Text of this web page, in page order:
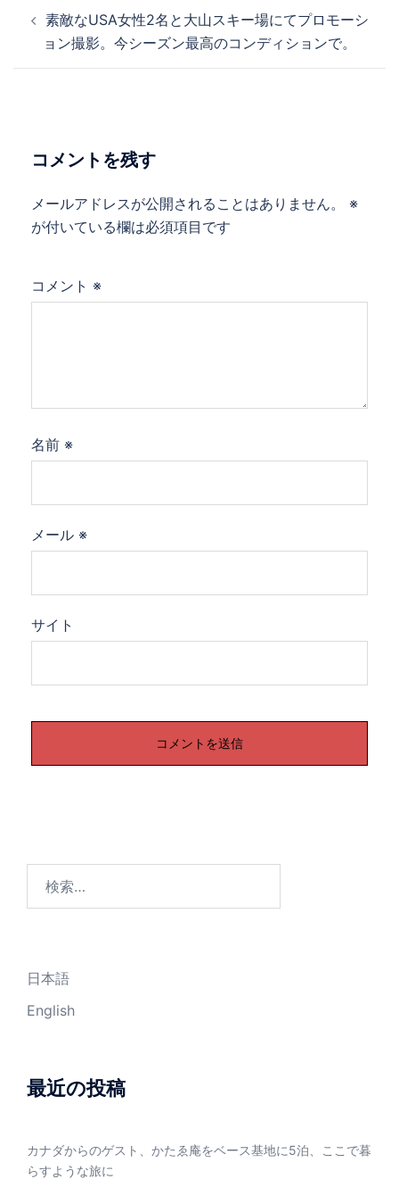
稿
シ
ン
素敵なUSA女性2名と大山スキー場にてプロモーシ
ョン撮影。今シーズン最高のコンディションで。
コメントを残す
メールアドレスが公開されることはありません。
※
が付いている欄は必須項目です
コメント ※
名前 ※
メール ※
サイト
日本語
English
最近の投稿
カナダからのゲスト、かたゑ庵をベース基地に5泊、ここで暮
らすような旅に